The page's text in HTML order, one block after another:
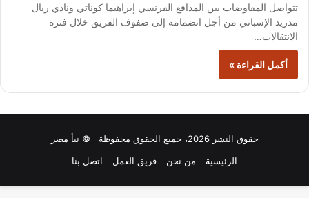
تتواصل المفاوضات بين المدافع الفرنسي إبراهيما كوناتي ونادي ريال
مدريد الإسباني من أجل انضمامه إلى صفوف الفريق خلال فترة
الانتقالات…
أكمل القراءة »
حقوق النشر 2026، جميع الحقوق محفوظة © نبأ مصر
الرئيسية
من نحن فريق العمل اتصل بنا